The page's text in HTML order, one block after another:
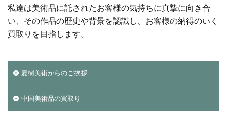
私達は美術品に託されたお客様の気持ちに真摯に向き合
い、その作品の歴史や背景を認識し、お客様の納得のいく
買取りを目指します。
夏樹美術からのご挨拶
中国美術品の買取り